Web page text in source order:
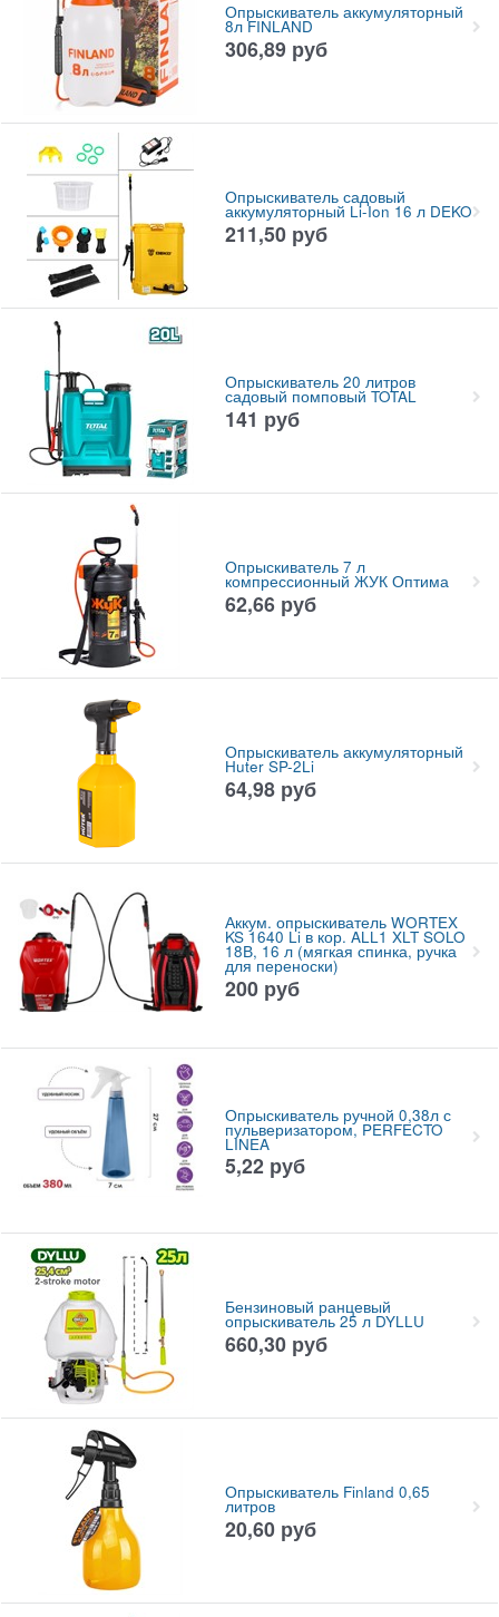
Опрыскиватель аккумуляторный
8л FINLAND
306,89 руб
Опрыскиватель садовый
аккумуляторный Li-Ion 16 л DEKO
211,50 руб
Опрыскиватель 20 литров
садовый помповый TOTAL
141 руб
Опрыскиватель 7 л
компрессионный ЖУК Оптима
62,66 руб
Опрыскиватель аккумуляторный
Huter SP-2Li
64,98 руб
Аккум. опрыскиватель WORTEX
KS 1640 Li в кор. ALL1 XLT SOLO
18В, 16 л (мягкая спинка, ручка
для переноски)
200 руб
Опрыскиватель ручной 0,38л с
пульверизатором, PERFECTO
LINEA
5,22 руб
Бензиновый ранцевый
опрыскиватель 25 л DYLLU
660,30 руб
Опрыскиватель Finland 0,65
литров
20,60 руб